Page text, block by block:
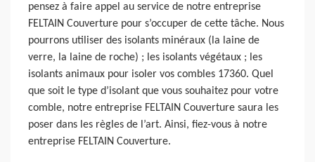
pensez à faire appel au service de notre entreprise
FELTAIN Couverture pour s’occuper de cette tâche. Nous
pourrons utiliser des isolants minéraux (la laine de
verre, la laine de roche) ; les isolants végétaux ; les
isolants animaux pour isoler vos combles 17360. Quel
que soit le type d’isolant que vous souhaitez pour votre
comble, notre entreprise FELTAIN Couverture saura les
poser dans les règles de l’art. Ainsi, fiez-vous à notre
entreprise FELTAIN Couverture.